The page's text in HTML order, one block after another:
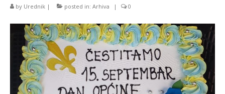
Program energetske efikasnosti u stambenom
by Urednik | posted in: Arhiva | 0